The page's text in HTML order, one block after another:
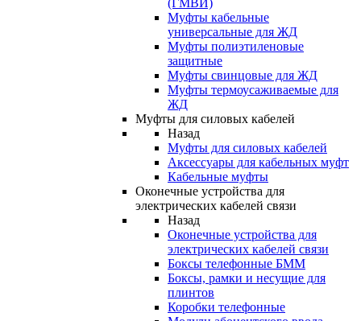
(ГМВИ)
Муфты кабельные
универсальные для ЖД
Муфты полиэтиленовые
защитные
Муфты свинцовые для ЖД
Муфты термоусаживаемые для
ЖД
Муфты для силовых кабелей
Назад
Муфты для силовых кабелей
Аксессуары для кабельных муфт
Кабельные муфты
Оконечные устройства для
электрических кабелей связи
Назад
Оконечные устройства для
электрических кабелей связи
Боксы телефонные БММ
Боксы, рамки и несущие для
плинтов
Коробки телефонные